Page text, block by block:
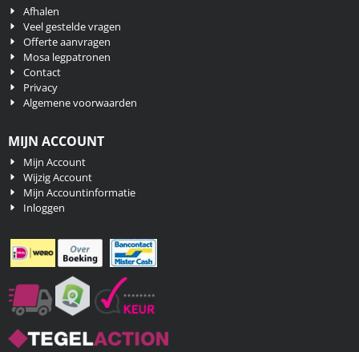
Afhalen
Veel gestelde vragen
Offerte aanvragen
Mosa legpatronen
Contact
Privacy
Algemene voorwaarden
MIJN ACCOUNT
Mijn Account
Wijzig Account
Mijn Accountinformatie
Inloggen